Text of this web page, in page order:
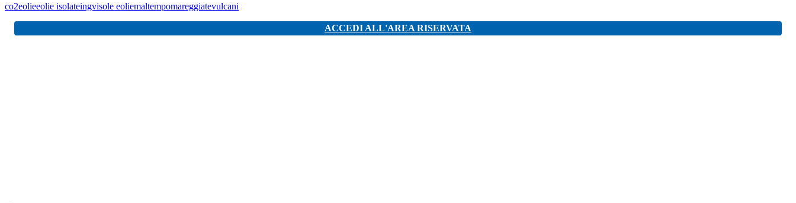
co2eolieeolie isolateingvisole eoliemaltempomareggiatevulcani
ACCEDI ALL'AREA RISERVATA